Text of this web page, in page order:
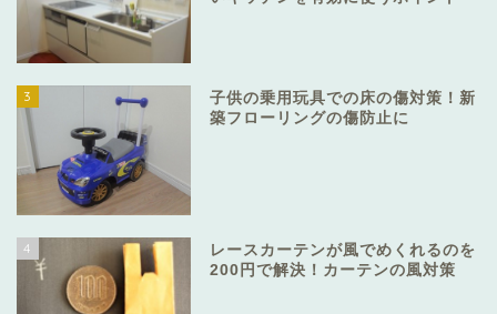
3
子供の乗用玩具での床の傷対策！新
築フローリングの傷防止に
4
レースカーテンが風でめくれるのを
200円で解決！カーテンの風対策